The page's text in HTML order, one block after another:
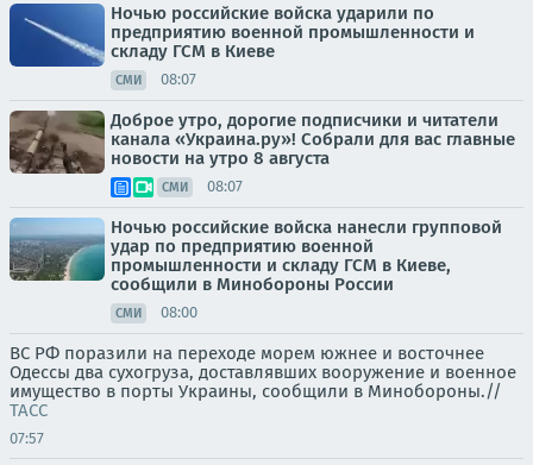
Ночью российские войска ударили по
предприятию военной промышленности и
складу ГСМ в Киеве
СМИ 08:07
Доброе утро, дорогие подписчики и читатели
канала «Украина.ру»! Собрали для вас главные
новости на утро 8 августа
СМИ 08:07
Ночью российские войска нанесли групповой
удар по предприятию военной
промышленности и складу ГСМ в Киеве,
сообщили в Минобороны России
СМИ 08:00
ВС РФ поразили на переходе морем южнее и восточнее
Одессы два сухогруза, доставлявших вооружение и военное
имущество в порты Украины, сообщили в Минобороны.//
ТАСС
07:57